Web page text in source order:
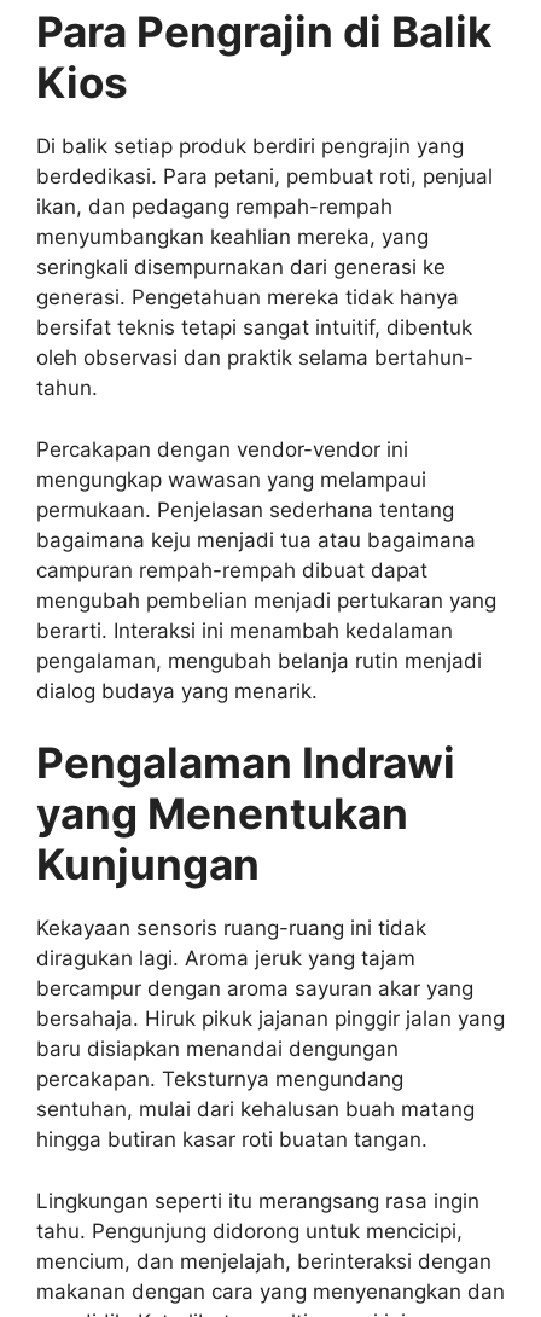
Para Pengrajin di Balik
Kios
Di balik setiap produk berdiri pengrajin yang
berdedikasi. Para petani, pembuat roti, penjual
ikan, dan pedagang rempah-rempah
menyumbangkan keahlian mereka, yang
seringkali disempurnakan dari generasi ke
generasi. Pengetahuan mereka tidak hanya
bersifat teknis tetapi sangat intuitif, dibentuk
oleh observasi dan praktik selama bertahun-
tahun.
Percakapan dengan vendor-vendor ini
mengungkap wawasan yang melampaui
permukaan. Penjelasan sederhana tentang
bagaimana keju menjadi tua atau bagaimana
campuran rempah-rempah dibuat dapat
mengubah pembelian menjadi pertukaran yang
berarti. Interaksi ini menambah kedalaman
pengalaman, mengubah belanja rutin menjadi
dialog budaya yang menarik.
Pengalaman Indrawi
yang Menentukan
Kunjungan
Kekayaan sensoris ruang-ruang ini tidak
diragukan lagi. Aroma jeruk yang tajam
bercampur dengan aroma sayuran akar yang
bersahaja. Hiruk pikuk jajanan pinggir jalan yang
baru disiapkan menandai dengungan
percakapan. Teksturnya mengundang
sentuhan, mulai dari kehalusan buah matang
hingga butiran kasar roti buatan tangan.
Lingkungan seperti itu merangsang rasa ingin
tahu. Pengunjung didorong untuk mencicipi,
mencium, dan menjelajah, berinteraksi dengan
makanan dengan cara yang menyenangkan dan